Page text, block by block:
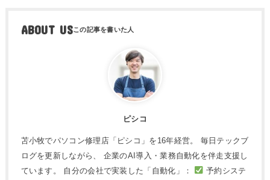
ABOUT US
ピシコ
苫小牧でパソコン修理店「ピシコ」を16年経営。 毎日テックブ
ログを更新しながら、 企業のAI導入・業務自動化を伴走支援し
ています。 自分の会社で実装した「自動化」：
予約システ